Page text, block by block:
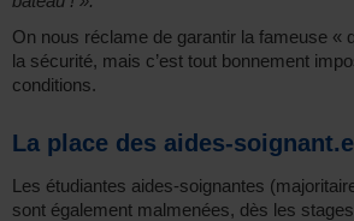
On nous réclame de garantir la fameuse «
la sécurité, mais c’est tout bonnement
conditions.
La place des aides-
Les étudiantes aides-soignantes
sont également malmenées, dès les